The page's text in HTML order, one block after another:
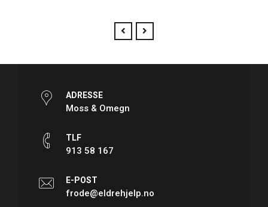
ADRESSE
Moss & Omegn
TLF
913 58 167
E-POST
frode@eldrehjelp.no